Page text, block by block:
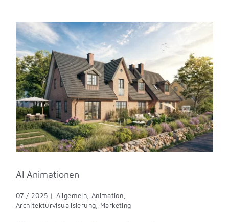
AI Animationen
07 / 2025 | Allgemein, Animation,
Architekturvisualisierung, Marketing